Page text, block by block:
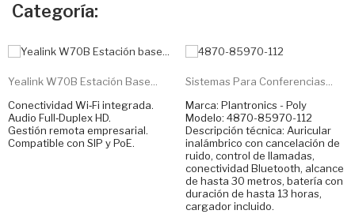
Categoría:
Yealink W70B Estación Base...
Conectividad Wi‑Fi integrada.
Audio Full‑Duplex HD.
Gestión remota empresarial.
Compatible con SIP y PoE.
Sistemas Para Conferencias...
Marca: Plantronics - Poly
Modelo: 4870-85970-112
Descripción técnica: Auricular
inalámbrico con cancelación de
ruido, control de llamadas,
conectividad Bluetooth, alcance
de hasta 30 metros, batería con
duración de hasta 13 horas,
cargador incluido.